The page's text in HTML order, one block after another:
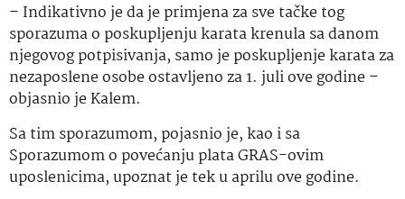
– Indikativno je da je primjena za sve tačke tog
sporazuma o poskupljenju karata krenula sa danom
njegovog potpisivanja, samo je poskupljenje karata za
nezaposlene osobe ostavljeno za 1. juli ove godine –
objasnio je Kalem.
Sa tim sporazumom, pojasnio je, kao i sa
Sporazumom o povećanju plata GRAS-ovim
uposlenicima, upoznat je tek u aprilu ove godine.